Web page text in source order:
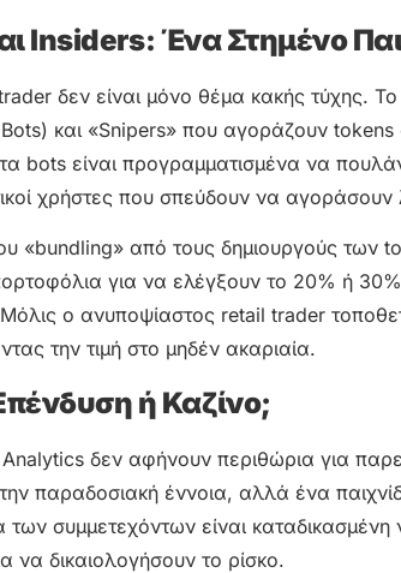
Insiders: Ένα Στημένο
δεν είναι μόνο θέμα κακής τύχης.
και «Snipers» που αγοράζουν
bots είναι προγραμματισμένα να
χρήστες που σπεύδουν να
«bundling» από τους δημιουργούς των
για να ελέγξουν το 20% ή
ο ανυποψίαστος retail trader
την τιμή στο μηδέν ακαριαία.
ή Καζίνο;
δεν αφήνουν περιθώρια για
παραδοσιακή έννοια, αλλά ένα
των συμμετεχόντων είναι
να δικαιολογήσουν το ρίσκο.